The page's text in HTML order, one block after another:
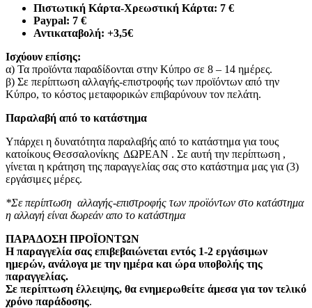
Πιστωτική Κάρτα-Χρεωστική Κάρτα: 7 €​
Paypal: 7 €
Αντικαταβολή: +3,5€
Ισχύουν επίσης:
α) Τα προϊόντα παραδίδονται στην Κύπρο σε 8 – 14 ημέρες.
β) Σε περίπτωση αλλαγής-επιστροφής των προϊόντων από την
Κύπρο, το κόστος μεταφορικών επιβαρύνουν τον πελάτη.
Παραλαβή από το κατάστημα
Υπάρχει η δυνατότητα παραλαβής από το κατάστημα για τους
κατοίκους Θεσσαλονίκης ΔΩΡΕΑΝ . Σε αυτή την περίπτωση ,
γίνεται η κράτηση της παραγγελίας σας στο κατάστημα μας για (3)
εργάσιμες μέρες.
*Σε περίπτωση αλλαγής-επιστροφής των προϊόντων στο κατάστημα
η αλλαγή είναι δωρεάν απο το κατάστημα
ΠΑΡΑΔΟΣΗ ΠΡΟΪΟΝΤΩΝ
Η παραγγελία σας επιβεβαιώνεται εντός 1-2 εργάσιμων
ημερών, ανάλογα με την ημέρα και ώρα υποβολής της
παραγγελίας.
Σε περίπτωση έλλειψης, θα ενημερωθείτε άμεσα για τον τελικό
χρόνο παράδοσης.